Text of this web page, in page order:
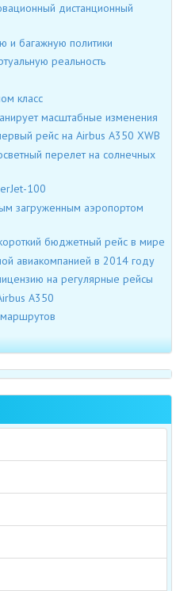
дистанционный
и багажную политики
реальность
класс
масштабные изменения
рейс на Airbus A350 XWB
перелет на солнечных
100
загруженным аэропортом
бюджетный рейс в мире
авиакомпанией в 2014 году
на регулярные рейсы
А350